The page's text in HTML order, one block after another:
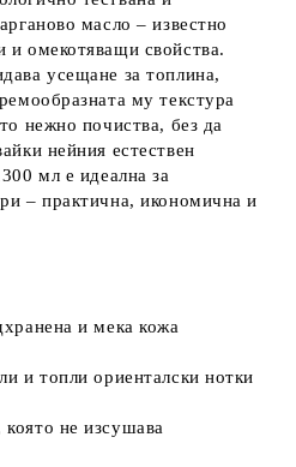
масло – известно
и омекотяващи свойства.
усещане за топлина,
му текстура
нежно почиства, без да
нейния естествен
мл е идеална за
– практична, икономична и
и мека кожа
и топли ориенталски нотки
не изсушава